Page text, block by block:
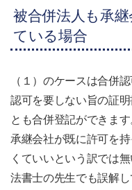
被合併法人も承
ている場合
（１）のケースは合併
認可を要しない旨の証
とも合併登記ができます
承継会社が既に許可を
くていいという訳では
法書士の先生でも誤解し